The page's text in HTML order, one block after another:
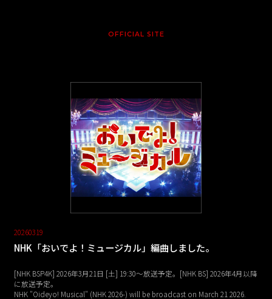
OFFICIAL SITE
20260319
NHK「おいでよ！ミュージカル」編曲しました。
[NHK BSP4K] 2026年3月21日 [土] 19:30～放送予定。[NHK BS] 2026年4月以降
に放送予定。
NHK "Oideyo! Musical" (NHK 2026-) will be broadcast on March 21 2026.